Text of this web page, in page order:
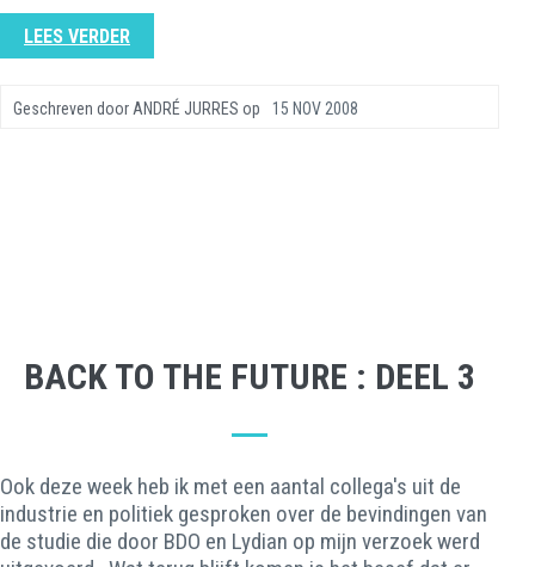
LEES VERDER
Geschreven door ANDRÉ JURRES op 15 NOV 2008
BACK TO THE FUTURE : DEEL 3
Ook deze week heb ik met een aantal collega's uit de
industrie en politiek gesproken over de bevindingen van
de studie die door BDO en Lydian op mijn verzoek werd